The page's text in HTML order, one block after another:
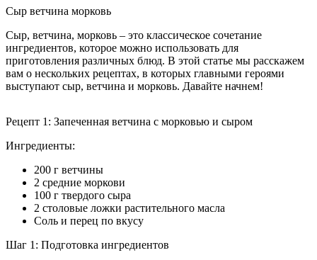
Сыр ветчина морковь
Сыр, ветчина, морковь – это классическое сочетание
ингредиентов, которое можно использовать для
приготовления различных блюд. В этой статье мы расскажем
вам о нескольких рецептах, в которых главными героями
выступают сыр, ветчина и морковь. Давайте начнем!
Рецепт 1: Запеченная ветчина с морковью и сыром
Ингредиенты:
200 г ветчины
2 средние моркови
100 г твердого сыра
2 столовые ложки растительного масла
Соль и перец по вкусу
Шаг 1: Подготовка ингредиентов